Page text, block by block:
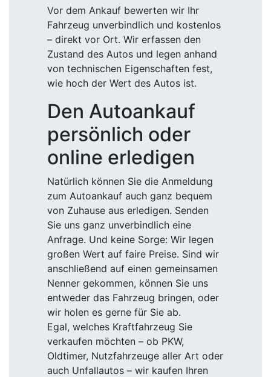
Vor dem Ankauf bewerten wir Ihr
Fahrzeug unverbindlich und kostenlos
– direkt vor Ort. Wir erfassen den
Zustand des Autos und legen anhand
von technischen Eigenschaften fest,
wie hoch der Wert des Autos ist.
Den Autoankauf
persönlich oder
online erledigen
Natürlich können Sie die Anmeldung
zum Autoankauf auch ganz bequem
von Zuhause aus erledigen. Senden
Sie uns ganz unverbindlich eine
Anfrage. Und keine Sorge: Wir legen
großen Wert auf faire Preise. Sind wir
anschließend auf einen gemeinsamen
Nenner gekommen, können Sie uns
entweder das Fahrzeug bringen, oder
wir holen es gerne für Sie ab.
Egal, welches Kraftfahrzeug Sie
verkaufen möchten – ob PKW,
Oldtimer, Nutzfahrzeuge aller Art oder
auch Unfallautos – wir kaufen Ihren